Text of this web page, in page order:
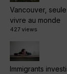
Vancouver,
vivre au monde
427 views
Immigrants